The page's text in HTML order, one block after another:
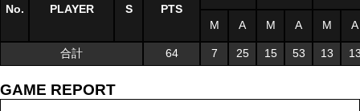
No. PLAYER S PTS
M A M A M A
合計 64 7 25 15 53 13
GAME REPORT